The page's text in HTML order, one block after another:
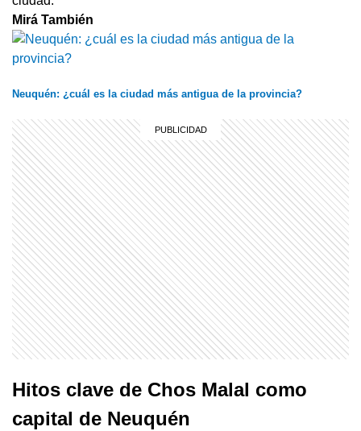
Mirá También
Neuquén: ¿cuál es la ciudad más antigua de la provincia?
Hitos clave de Chos Malal como
capital de Neuquén